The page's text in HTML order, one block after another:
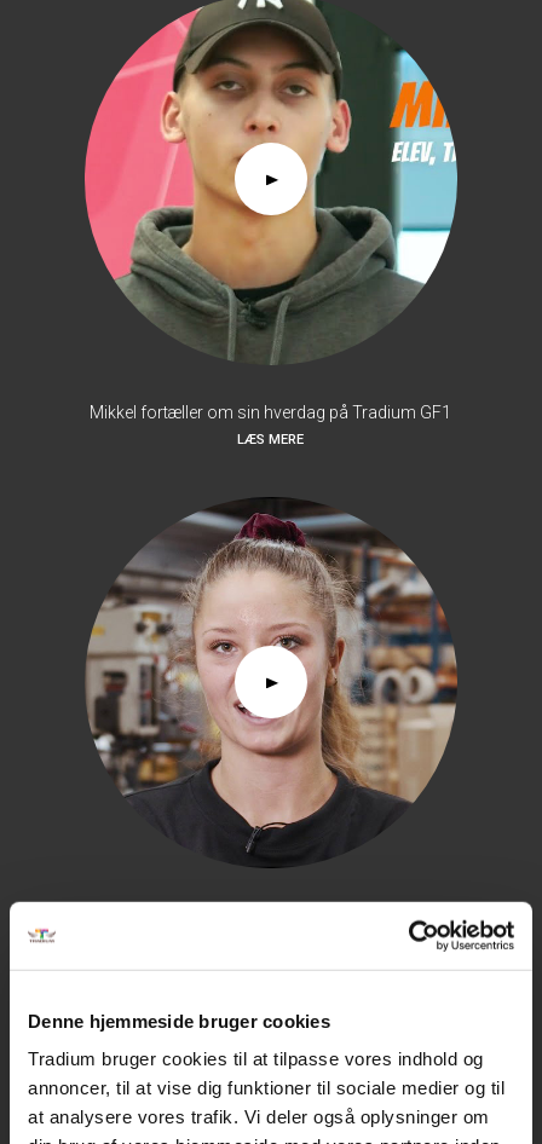
Denne hjemmeside bruger cookies
Tradium bruger cookies til at tilpasse vores indhold og
annoncer, til at vise dig funktioner til sociale medier og til
at analysere vores trafik. Vi deler også oplysninger om
Mikkel fortæller om sin hverdag på Tradium GF1
LÆS MERE